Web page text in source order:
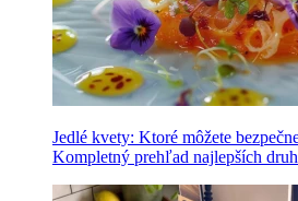
Jedlé kvety: Ktoré môžete
Kompletný prehľad najlepších